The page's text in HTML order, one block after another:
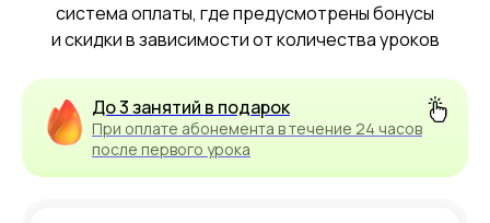
система оплаты, где предусмотрены бонусы
и скидки в зависимости от количества уроков
До 3 занятий в подарок
При оплате абонемента в течение 24 часов
после первого урока